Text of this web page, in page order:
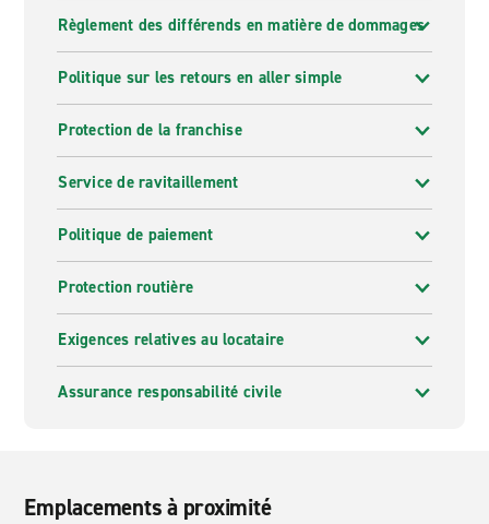
Règlement des différends en matière de dommages
Politique sur les retours en aller simple
Protection de la franchise
Service de ravitaillement
Politique de paiement
Protection routière
Exigences relatives au locataire
Assurance responsabilité civile
Emplacements à proximité